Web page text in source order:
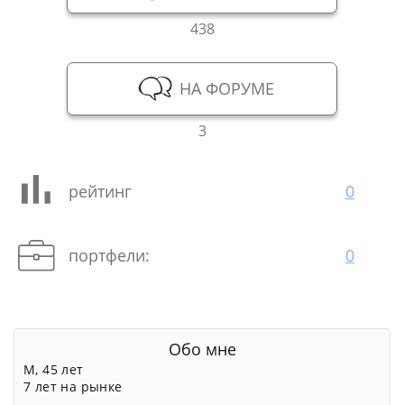
438
НА ФОРУМЕ
3
рейтинг 0
портфели: 0
Обо мне
М, 45 лет
7 лет на рынке